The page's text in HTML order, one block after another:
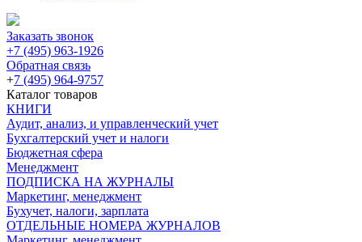
Заказать звонок
+7 (495) 963-1926
Обратная связь
+7 (495) 964-9757
Каталог товаров
КНИГИ
Аудит, анализ, и управленческий учет
Бухгалтерский учет и налоги
Бюджетная сфера
Менеджмент
ПОДПИСКА НА ЖУРНАЛЫ
Маркетинг, менеджмент
Бухучет, налоги, зарплата
ОТДЕЛЬНЫЕ НОМЕРА ЖУРНАЛОВ